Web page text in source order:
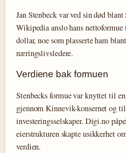
Jan Stenbeck var ved sin død blant
Wikipedia anslo hans
dollar, noe som plasserte ham
næringslivsledere.
Verdiene bak formuen
Stenbecks formue var knyttet til
gjennom Kinnevik-konsernet og
investeringsselskaper. Digi.no
eierstrukturen skapte usikkerhet
verdien.